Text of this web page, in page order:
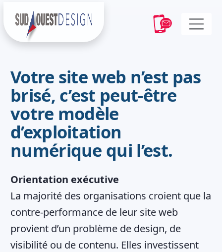
Votre site web n’est pas
brisé, c’est peut-être
votre modèle
d’exploitation
numérique qui l’est.
Orientation exécutive
La majorité des organisations croient que la
contre-performance de leur site web
provient d’un problème de design, de
visibilité ou de contenu. Elles investissent